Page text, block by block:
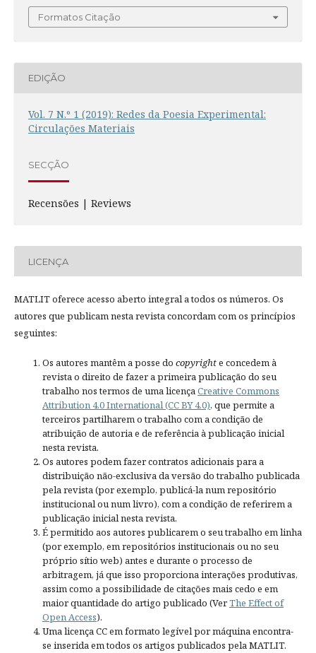
Formatos Citação
EDIÇÃO
Vol. 7 N.º 1 (2019): Redes da Poesia Experimental:
Circulações Materiais
SECÇÃO
Recensões | Reviews
LICENÇA
MATLIT oferece acesso aberto integral a todos os números. Os
autores que publicam nesta revista concordam com os princípios
seguintes:
Os autores mantêm a posse do copyrighte concedem à
revista o direito de fazer a primeira publicação do seu
trabalho nos termos de uma licençaCreative Commons
Attribution 4.0 International (CC BY 4.0), que permite a
terceiros partilharem o trabalho com a condição de
atribuição de autoria e de referência à publicação inicial
nesta revista.
Os autores podem fazer contratos adicionais para a
distribuição não-exclusiva da versão do trabalho publicada
pela revista (por exemplo, publicá-la num repositório
institucional ou num livro), com a condição de referirem a
publicação inicial nesta revista.
É permitido aos autores publicarem o seu trabalho em linha
(por exemplo, em repositórios institucionais ou no seu
próprio sítio web) antes e durante o processo de
arbitragem, já que isso proporciona interações produtivas,
assim como a possibilidade de citações mais cedo e em
maior quantidade do artigo publicado (VerThe Effect of
Open Access).
Uma licença CC em formato legível por máquina encontra-
se inserida em todos os artigos publicados pela MATLIT.